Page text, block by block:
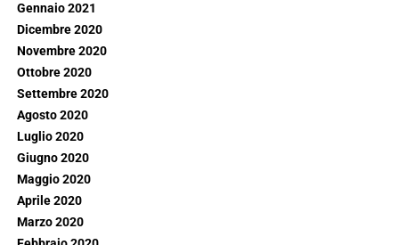
Gennaio 2021
Dicembre 2020
Novembre 2020
Ottobre 2020
Settembre 2020
Agosto 2020
Luglio 2020
Giugno 2020
Maggio 2020
Aprile 2020
Marzo 2020